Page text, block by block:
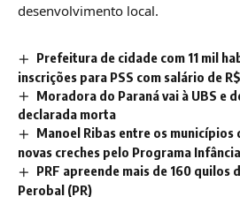
desenvolvimento local.
Prefeitura de cidade com 11 mil
inscrições para PSS com salário de
Moradora do Paraná vai à UBS e
declarada morta
Manoel Ribas entre os
novas creches pelo Programa
PRF apreende mais de 160 quilos
Perobal (PR)